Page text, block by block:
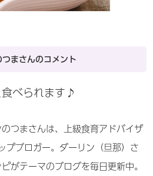
つまさんのコメント
食べられます♪
つまさんは、上級食育アドバイザ
プブロガー。ダーリン（旦那）さ
がテーマのブログを毎日更新中。